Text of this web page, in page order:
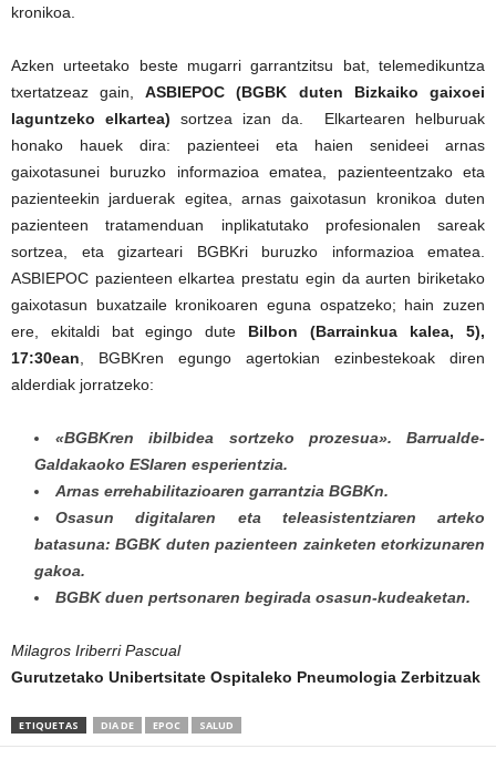
kronikoa.
Azken urteetako beste mugarri garrantzitsu bat, telemedikuntza
txertatzeaz gain, ASBIEPOC (BGBK duten Bizkaiko gaixoei
laguntzeko elkartea) sortzea izan da. Elkartearen helburuak
honako hauek dira: pazienteei eta haien senideei arnas
gaixotasunei buruzko informazioa ematea, pazienteentzako eta
pazienteekin jarduerak egitea, arnas gaixotasun kronikoa duten
pazienteen tratamenduan inplikatutako profesionalen sareak
sortzea, eta gizarteari BGBKri buruzko informazioa ematea.
ASBIEPOC pazienteen elkartea prestatu egin da aurten biriketako
gaixotasun buxatzaile kronikoaren eguna ospatzeko; hain zuzen
ere, ekitaldi bat egingo dute Bilbon (Barrainkua kalea, 5),
17:30ean , BGBKren egungo agertokian ezinbestekoak diren
alderdiak jorratzeko:
«BGBKren ibilbidea sortzeko prozesua». Barrualde-
Galdakaoko ESIaren esperientzia.
Arnas errehabilitazioaren garrantzia BGBKn.
Osasun digitalaren eta teleasistentziaren arteko
batasuna: BGBK duten pazienteen zainketen etorkizunaren
gakoa.
BGBK duen pertsonaren begirada osasun-kudeaketan.
Milagros Iriberri Pascual
Gurutzetako Unibertsitate Ospitaleko Pneumologia Zerbitzuak
ETIQUETAS DIA DE EPOC SALUD